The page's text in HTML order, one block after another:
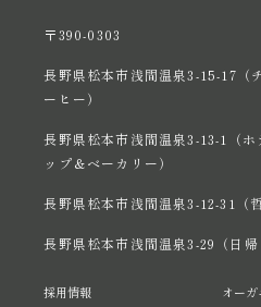
〒390-0303
長野県松本市浅間温泉3-15-17（
ーヒー）
長野県松本市浅間温泉3-13-1（
ップ＆ベーカリー）
長野県松本市浅間温泉3-12-31（
長野県松本市浅間温泉3-29（日帰
採用情報
オー